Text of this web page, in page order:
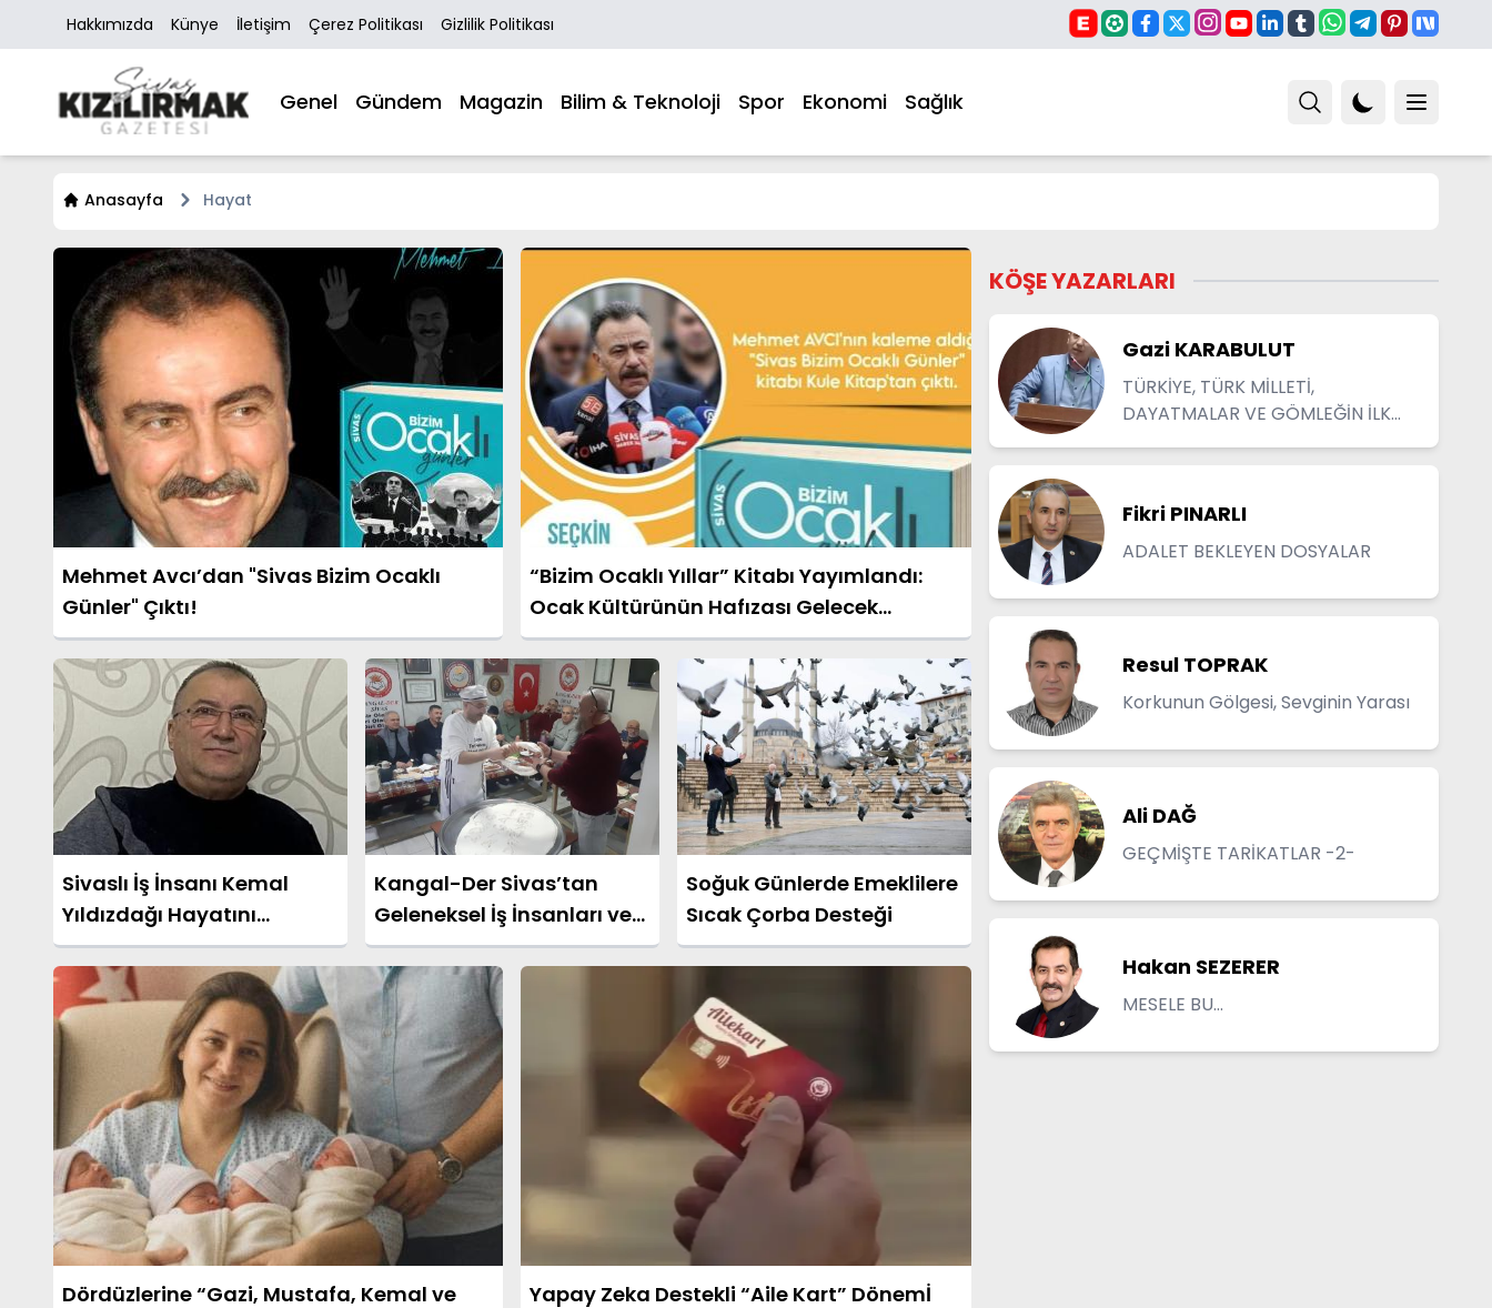
Hakkımızda Künye İletişim Çerez Politikası Gizlilik Politikası
Genel Gündem Magazin Bilim & Teknoloji Spor Ekonomi Sağlık
Anasayfa Hayat
Mehmet Avcı’dan "Sivas Bizim Ocaklı
Günler" Çıktı!
“Bizim Ocaklı Yıllar” Kitabı Yayımlandı:
Ocak Kültürünün Hafızası Gelecek
Nesillere Aktarılıyor
Sivaslı İş İnsanı Kemal
Yıldızdağı Hayatını
Kaybetti
Kangal-Der Sivas’tan
Geleneksel İş İnsanları ve
Akademisyenler İstişare
Gecesi
Soğuk Günlerde Emeklilere
Sıcak Çorba Desteği
Dördüzlerine “Gazi, Mustafa, Kemal ve
Yapay Zeka Destekli “Aile Kart” Dönemİ
KÖŞE YAZARLARI
Gazi KARABULUT
TÜRKİYE, TÜRK MİLLETİ,
DAYATMALAR VE GÖMLEĞİN İLK
Fikri PINARLI
ADALET BEKLEYEN DOSYALAR
Resul TOPRAK
Korkunun Gölgesi, Sevginin Yarası
Ali DAĞ
GEÇMİŞTE TARİKATLAR -2-
Hakan SEZERER
MESELE BU...